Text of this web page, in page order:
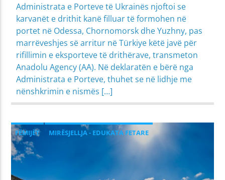
Administrata e Porteve të Ukrainës njoftoi se
karvanët e drithit kanë filluar të formohen në
portet në Odessa, Chornomorsk dhe Yuzhny, pas
marrëveshjes së arritur në Türkiye këtë javë për
rifillimin e eksporteve të drithërave, transmeton
Anadolu Agency (AA). Në deklaratën e bërë nga
Administrata e Porteve, thuhet se në lidhje me
nënshkrimin e nismës […]
FËMIJËT
MIRËSJELLJA - EDUKATA FETARE
PROBLEME SHPIRTËRORE & SHOQËRORE